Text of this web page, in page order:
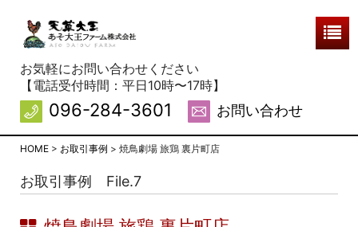
お気軽にお問い合わせください
【電話受付時間：平日10時〜17時】
096-284-3601 お問い合わせ
HOME > お取引事例 > 焼鳥劇場 旅鶏 裏片町店
お取引事例 File.7